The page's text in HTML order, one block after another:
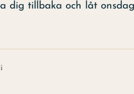
dig tillbaka och låt